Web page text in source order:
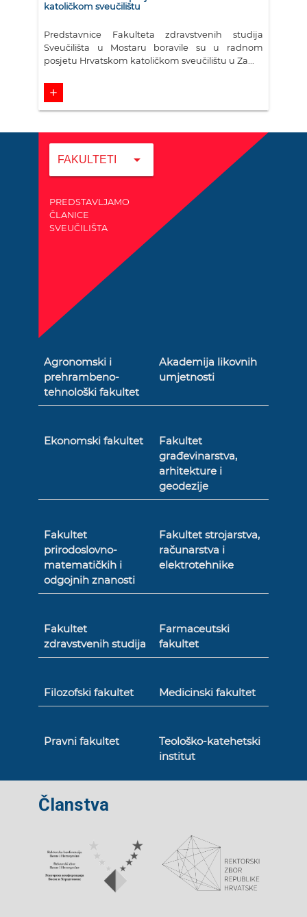
katoličkom sveučilištu
Predstavnice Fakulteta zdravstvenih studija
Sveučilišta u Mostaru boravile su u radnom
posjetu Hrvatskom katoličkom sveučilištu u Za...
add
FAKULTETI arrow_drop_down
PREDSTAVLJAMO
ČLANICE
SVEUČILIŠTA
Agronomski i
prehrambeno-
tehnološki fakultet
Akademija likovnih
umjetnosti
Ekonomski fakultet
Fakultet
građevinarstva,
arhitekture i
geodezije
Fakultet
prirodoslovno-
matematičkih i
odgojnih znanosti
Fakultet strojarstva,
računarstva i
elektrotehnike
Fakultet
zdravstvenih studija
Farmaceutski
fakultet
Filozofski fakultet Medicinski fakultet
Pravni fakultet
Teološko-katehetski
institut
Članstva